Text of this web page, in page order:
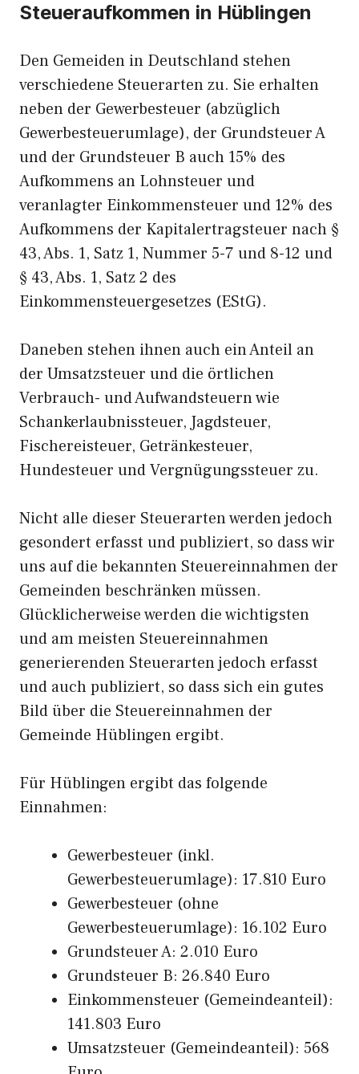
Steueraufkommen in Hüblingen
Den Gemeiden in Deutschland stehen
verschiedene Steuerarten zu. Sie erhalten
neben der Gewerbesteuer (abzüglich
Gewerbesteuerumlage), der Grundsteuer A
und der Grundsteuer B auch 15% des
Aufkommens an Lohnsteuer und
veranlagter Einkommensteuer und 12% des
Aufkommens der Kapitalertragsteuer nach §
43, Abs. 1, Satz 1, Nummer 5-7 und 8-12 und
§ 43, Abs. 1, Satz 2 des
Einkommensteuergesetzes (EStG).
Daneben stehen ihnen auch ein Anteil an
der Umsatzsteuer und die örtlichen
Verbrauch- und Aufwandsteuern wie
Schankerlaubnissteuer, Jagdsteuer,
Fischereisteuer, Getränkesteuer,
Hundesteuer und Vergnügungssteuer zu.
Nicht alle dieser Steuerarten werden jedoch
gesondert erfasst und publiziert, so dass wir
uns auf die bekannten Steuereinnahmen der
Gemeinden beschränken müssen.
Glücklicherweise werden die wichtigsten
und am meisten Steuereinnahmen
generierenden Steuerarten jedoch erfasst
und auch publiziert, so dass sich ein gutes
Bild über die Steuereinnahmen der
Gemeinde Hüblingen ergibt.
Für Hüblingen ergibt das folgende
Einnahmen:
Gewerbesteuer (inkl.
Gewerbesteuerumlage): 17.810 Euro
Gewerbesteuer (ohne
Gewerbesteuerumlage): 16.102 Euro
Grundsteuer A: 2.010 Euro
Grundsteuer B: 26.840 Euro
Einkommensteuer (Gemeindeanteil):
141.803 Euro
Umsatzsteuer (Gemeindeanteil): 568